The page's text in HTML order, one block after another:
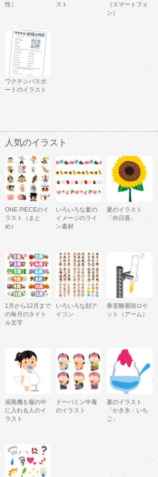
性）
スト
（スマートフォ
ン）
ワクチンパスポ
ートのイラスト
人気のイラスト
ONE PIECEのイ
ラスト（まと
め）
いろいろな夏の
イメージのライ
ン素材
夏のイラスト
「向日葵」
1月から12月まで
の毎月のタイト
ル文字
いろいろな顔ア
イコン
垂直離着陸ロケ
ット（アーム）
扇風機を服の中
に入れる人のイ
ラスト
ドーパミン中毒
のイラスト
夏のイラスト
「かき氷・いち
ご」